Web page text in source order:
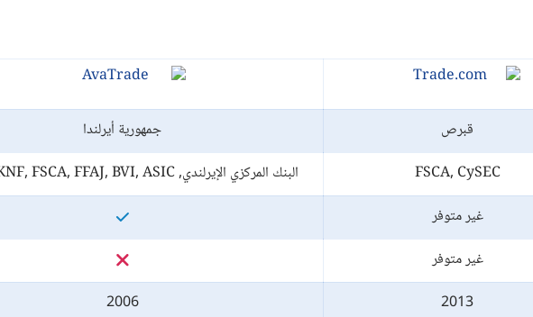
قبرص
جمهورية أيرلندا
FSCA, CySEC
البنك المركزي الإيرلندي, MiFID, KNF, FSCA, FFAJ, BVI, ASIC
غير متوفر
غير متوفر
2013
2006